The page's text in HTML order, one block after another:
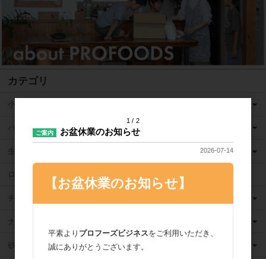
カテゴリ
小麦粉
バター
生クリーム
ロングライフ牛乳
チーズ
ナッツ
砂糖
1 2
ご案内 お盆休業のお知らせ
2026-07-14
【お盆休業のお知らせ】
平素より プロフーズビジネスをご利用いただき、
誠にありがとうございます。